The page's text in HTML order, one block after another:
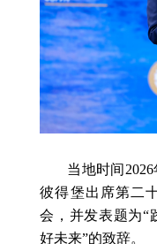
当地时间
彼得堡出席第二
会，并发表题为
好未来”的致辞。